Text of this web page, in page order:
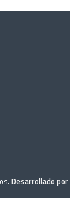
Desarrollado